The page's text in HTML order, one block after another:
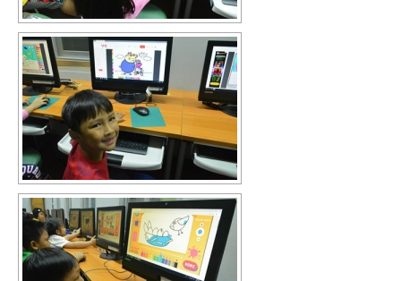
ติดต่อ
โทร:
02-222-7588
อีเมลล์:
info@bvs.ac.th
ที่อยู่:
136/1-2 ซ.ศิริชัย
ถ.ศิริพงษ์ แขวง
สำราญราษฎร์
เขตพระนคร
ข่าวล่าสุด
รายงานการประเมิน
ตนเอง ของสถาน
ศึกษา ปีการศึกษา
2568
โรงเรียนภารต
วิทยาลัยได้จัด
กิจกรรม วันตรุษจีน
2569
ขอแสดงความยินดี